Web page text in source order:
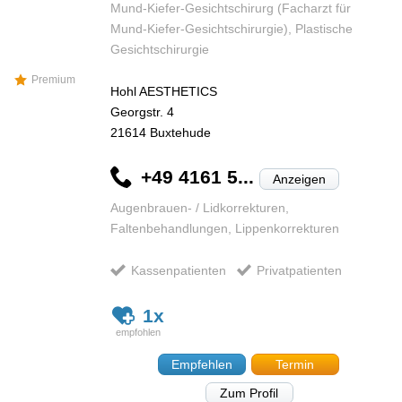
Premium
Mund-Kiefer-Gesichtschirurg (Facharzt für
Mund-Kiefer-Gesichtschirurgie), Plastische
Gesichtschirurgie
Hohl AESTHETICS
Georgstr. 4
21614 Buxtehude
+49 4161 5... Anzeigen
Augenbrauen- / Lidkorrekturen,
Faltenbehandlungen, Lippenkorrekturen
Kassenpatienten Privatpatienten
1x
Empfehlen
Termin
Zum Profil